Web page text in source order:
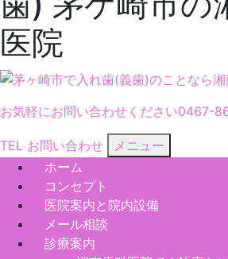
医院
お気軽にお問い合わせください0467-
TEL お問い合わせ
メニュー
ホーム
コンセプト
医院案内と院内設備
メール相談
診療案内